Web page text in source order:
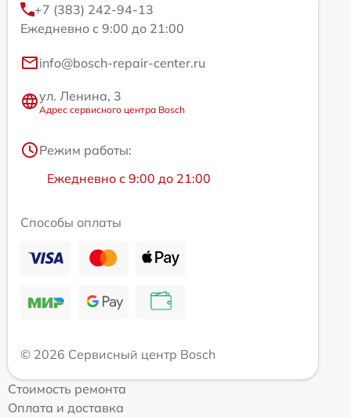
+7 (383) 242-94-13
Ежедневно с 9:00 до 21:00
info@bosch-repair-center.ru
ул. Ленина, 3
Адрес сервисного центра Bosch
Режим работы:
Ежедневно с 9:00 до 21:00
Способы оплаты
© 2026 Сервисный центр Bosch
Стоимость ремонта
Оплата и доставка